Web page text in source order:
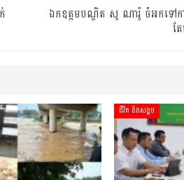
ឯកឧត្តមបណ្ឌិត សូ ណារ៉ូ ចំអកទៅក
ត
ជីវិត និងសង្គម